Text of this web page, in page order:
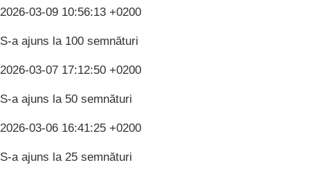
2026-03-09 10:56:13 +0200
S-a ajuns la 100 semnături
2026-03-07 17:12:50 +0200
S-a ajuns la 50 semnături
2026-03-06 16:41:25 +0200
S-a ajuns la 25 semnături